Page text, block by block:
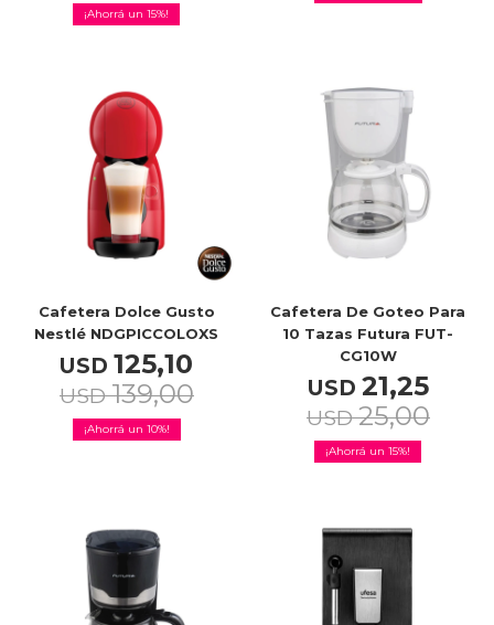
15
Cafetera Dolce Gusto
Nestlé NDGPICCOLOXS
USD 125,10
USD 139,00
10
Cafetera De Goteo Para
10 Tazas Futura FUT-
CG10W
USD 21,25
USD 25,00
15
Celulares
Outlet
Mis pedidos
Local